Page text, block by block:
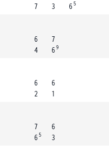
7
3
6 5
6
4
7
69
6
2
6
1
7
6 5
6
3